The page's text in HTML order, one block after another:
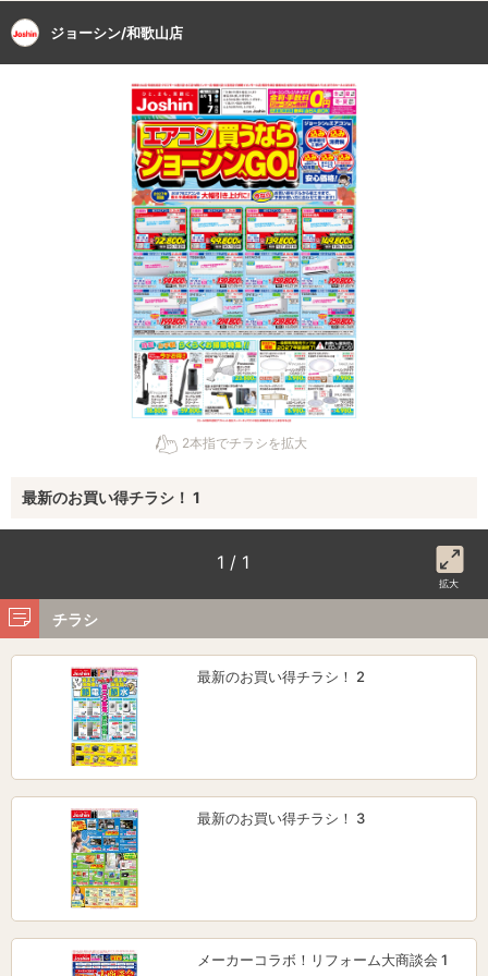
ジョーシン/和歌山店
2本指でチラシを拡大
最新のお買い得チラシ！ 1
1 / 1
拡大
チラシ
最新のお買い得チラシ！ 2
最新のお買い得チラシ！ 3
メーカーコラボ！リフォーム大商談会 1